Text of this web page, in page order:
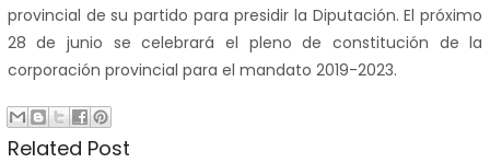
provincial de su partido para presidir la Diputación. El próximo
28 de junio se celebrará el pleno de constitución de la
corporación provincial para el mandato 2019-2023.
Related Post